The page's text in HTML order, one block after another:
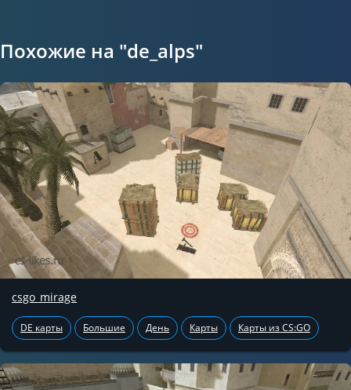
Похожие на "de_alps"
csgo_mirage
DE карты Большие День Карты Карты из CS:GO